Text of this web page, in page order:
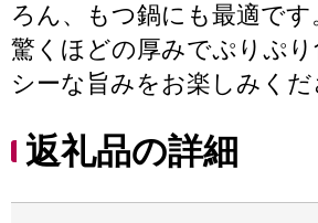
ろん、もつ鍋にも最適です
驚くほどの厚みでぷりぷ
シーな旨みをお楽しみくだ
返礼品の詳細